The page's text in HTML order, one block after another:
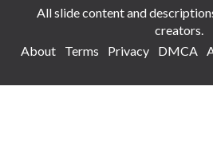
All slide content and
creators.
About
Terms Privacy DMCA